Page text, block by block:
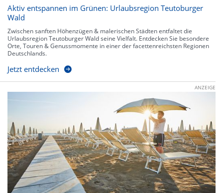
Aktiv entspannen im Grünen: Urlaubsregion Teutoburger
Wald
Zwischen sanften Höhenzügen & malerischen Städten entfaltet die
Urlaubsregion Teutoburger Wald seine Vielfalt. Entdecken Sie besondere
Orte, Touren & Genussmomente in einer der facettenreichsten Regionen
Deutschlands.
Jetzt entdecken
ANZEIGE